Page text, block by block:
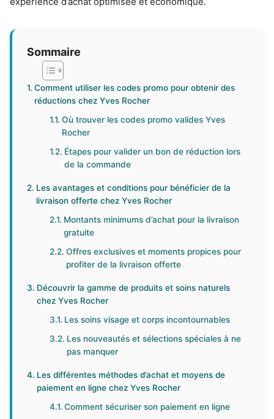
Sommaire
Comment utiliser les codes promo pour obtenir des
réductions chez Yves Rocher
Où trouver les codes promo valides Yves
Rocher
Étapes pour valider un bon de réduction lors
de la commande
Les avantages et conditions pour bénéficier de la
livraison offerte chez Yves Rocher
Montants minimums d’achat pour la livraison
gratuite
Offres exclusives et moments propices pour
profiter de la livraison offerte
Découvrir la gamme de produits et soins naturels
chez Yves Rocher
Les soins visage et corps incontournables
Les nouveautés et sélections spéciales à ne
pas manquer
Les différentes méthodes d’achat et moyens de
paiement en ligne chez Yves Rocher
Comment sécuriser son paiement en ligne